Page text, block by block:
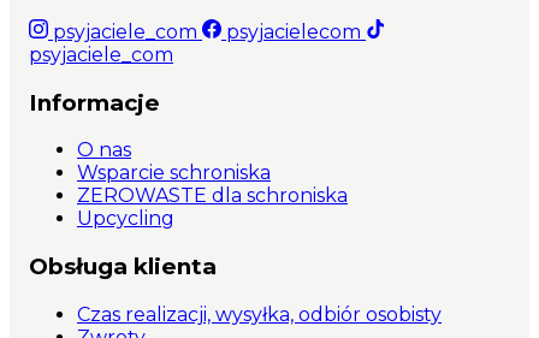
psyjaciele_com
psyjacielecom
psyjaciele_com
Informacje
O nas
Wsparcie schroniska
ZEROWASTE dla schroniska
Upcycling
Obsługa klienta
Czas realizacji, wysyłka, odbiór osobisty